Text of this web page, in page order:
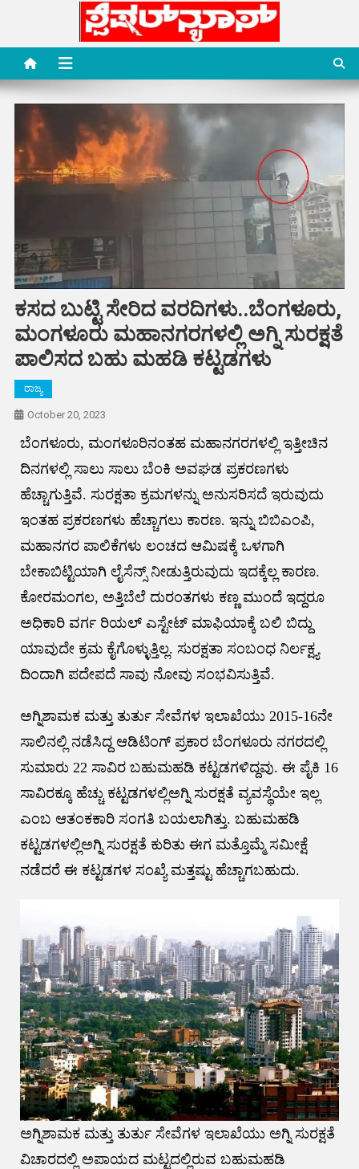
content
Special News Media
Special News Media
ಕಸದ ಬುಟ್ಟಿ ಸೇರಿದ ವರದಿಗಳು..ಬೆಂಗಳೂರು,
ಮಂಗಳೂರು ಮಹಾನಗರಗಳಲ್ಲಿ ಅಗ್ನಿ ಸುರಕ್ಷತೆ
ಪಾಲಿಸದ ಬಹು ಮಹಡಿ ಕಟ್ಟಡಗಳು
ರಾಜ್ಯ
October 20, 2023
ಬೆಂಗಳೂರು, ಮಂಗಳೂರಿನಂತಹ ಮಹಾನಗರಗಳಲ್ಲಿ ಇತ್ತೀಚಿನ
ದಿನಗಳಲ್ಲಿ ಸಾಲು ಸಾಲು ಬೆಂಕಿ ಅವಘಡ ಪ್ರಕರಣಗಳು
ಹೆಚ್ಚಾಗುತ್ತಿವೆ. ಸುರಕ್ಷತಾ ಕ್ರಮಗಳನ್ನು ಅನುಸರಿಸದೆ ಇರುವುದು
ಇಂತಹ ಪ್ರಕರಣಗಳು ಹೆಚ್ಚಾಗಲು ಕಾರಣ. ಇನ್ನು ಬಿಬಿಎಂಪಿ,
ಮಹಾನಗರ ಪಾಲಿಕೆಗಳು ಲಂಚದ ಆಮಿಷಕ್ಕೆ ಒಳಗಾಗಿ
ಬೇಕಾಬಿಟ್ಟಿಯಾಗಿ ಲೈಸೆನ್ಸ್ ನೀಡುತ್ತಿರುವುದು ಇದಕ್ಕೆಲ್ಲ ಕಾರಣ.
ಕೋರಮಂಗಲ, ಅತ್ತಿಬೆಲೆ ದುರಂತಗಳು ಕಣ್ಣ ಮುಂದೆ ಇದ್ದರೂ
ಅಧಿಕಾರಿ ವರ್ಗ ರಿಯಲ್ ಎಸ್ಟೇಟ್ ಮಾಫಿಯಾಕ್ಕೆ ಬಲಿ ಬಿದ್ದು
ಯಾವುದೇ ಕ್ರಮ ಕೈಗೊಳ್ಳುತ್ತಿಲ್ಲ. ಸುರಕ್ಷತಾ ಸಂಬಂಧ ನಿರ್ಲಕ್ಷ್ಯ
ದಿಂದಾಗಿ ಪದೇಪದೆ ಸಾವು ನೋವು ಸಂಭವಿಸುತ್ತಿವೆ.
ಅಗ್ನಿಶಾಮಕ ಮತ್ತು ತುರ್ತು ಸೇವೆಗಳ ಇಲಾಖೆಯು 2015-16ನೇ
ಸಾಲಿನಲ್ಲಿ ನಡೆಸಿದ್ದ ಆಡಿಟಿಂಗ್‌ ಪ್ರಕಾರ ಬೆಂಗಳೂರು ನಗರದಲ್ಲಿ
ಸುಮಾರು 22 ಸಾವಿರ ಬಹುಮಹಡಿ ಕಟ್ಟಡಗಳಿದ್ದವು. ಈ ಪೈಕಿ 16
ಸಾವಿರಕ್ಕೂ ಹೆಚ್ಚು ಕಟ್ಟಡಗಳಲ್ಲಿಅಗ್ನಿ ಸುರಕ್ಷತೆ ವ್ಯವಸ್ಥೆಯೇ ಇಲ್ಲ
ಎಂಬ ಆತಂಕಕಾರಿ ಸಂಗತಿ ಬಯಲಾಗಿತ್ತು. ಬಹುಮಹಡಿ
ಕಟ್ಟಡಗಳಲ್ಲಿಅಗ್ನಿ ಸುರಕ್ಷತೆ ಕುರಿತು ಈಗ ಮತ್ತೊಮ್ಮೆ ಸಮೀಕ್ಷೆ
ನಡೆದರೆ ಈ ಕಟ್ಟಡಗಳ ಸಂಖ್ಯೆ ಮತ್ತಷ್ಟು ಹೆಚ್ಚಾಗಬಹುದು.
ಅಗ್ನಿಶಾಮಕ ಮತ್ತು ತುರ್ತು ಸೇವೆಗಳ ಇಲಾಖೆಯು ಅಗ್ನಿ ಸುರಕ್ಷತೆ
ವಿಚಾರದಲ್ಲಿ ಅಪಾಯದ ಮಟ್ಟದಲ್ಲಿರುವ ಬಹುಮಹಡಿ